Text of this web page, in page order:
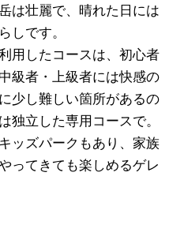
は壮麗で、晴れた日には
しです。
用したコースは、初心者
級者・上級者には快感の
少し難しい箇所があるの
独立した専用コースで。
ッズパークもあり、家族
ってきても楽しめるゲレ